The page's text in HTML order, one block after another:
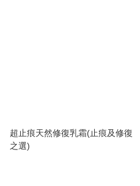
超止痕天然修復乳霜(止痕及修復
之選)